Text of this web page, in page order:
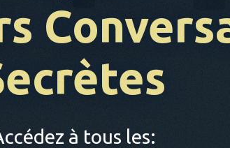
à tous les: